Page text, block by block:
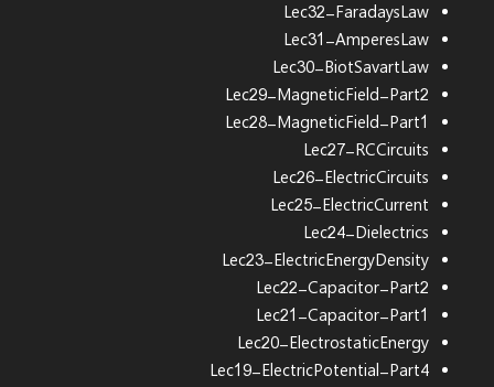
Lec32-FaradaysLaw
Lec31-AmperesLaw
Lec30-BiotSavartLaw
Lec29-MagneticField-Part2
Lec28-MagneticField-Part1
Lec27-RCCircuits
Lec26-ElectricCircuits
Lec25-ElectricCurrent
Lec24-Dielectrics
Lec23-ElectricEnergyDensity
Lec22-Capacitor-Part2
Lec21-Capacitor-Part1
Lec20-ElectrostaticEnergy
Lec19-ElectricPotential-Part4